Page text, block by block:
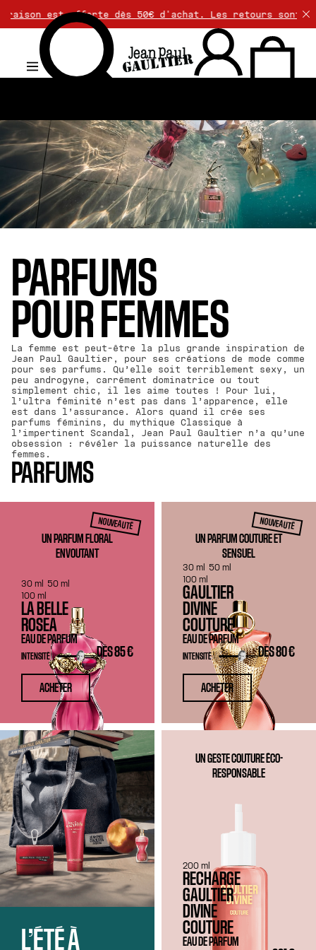
dès 50€ d'achat. Les retours sont gratuits. >>
PARFUMS
POUR FEMMES
La femme est peut-être la plus grande inspiration de
Jean Paul Gaultier, pour ses créations de mode comme
pour ses parfums. Qu’elle soit terriblement sexy, un
peu androgyne, carrément dominatrice ou tout
simplement chic, il les aime toutes ! Pour lui,
l’ultra féminité n’est pas dans l’apparence, elle
est dans l’assurance. Alors quand il crée ses
parfums féminins, du mythique Classique à
l’impertinent Scandal, Jean Paul Gaultier n’a qu’une
obsession : révéler la puissance naturelle des
femmes.
PARFUMS
NOUVEAUTÉ
UN PARFUM FLORAL
ENVOUTANT
LA BELLE
ROSEA
EAU DE PARFUM
DÈS85 €
INTENSITÉ
30 ml 50 ml
100 ml
ACHETER
NOUVEAUTÉ
UN PARFUM COUTURE ET
SENSUEL
GAULTIER
DIVINE
COUTURE
EAU DE PARFUM
DÈS80 €
INTENSITÉ
30 ml 50 ml
100 ml
ACHETER
L’ÉTÉ À
UN GESTE COUTURE ÉCO-
RESPONSABLE
RECHARGE
GAULTIER
DIVINE
COUTURE
EAU DE PARFUM
200 ml